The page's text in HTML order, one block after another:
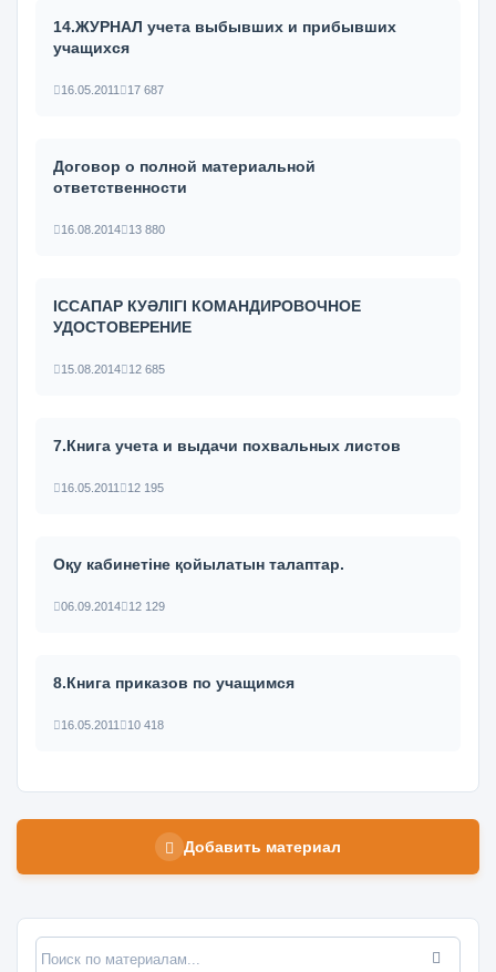
14.ЖУРНАЛ учета выбывших и прибывших
учащихся
16.05.2011 17 687
Договор о полной материальной
ответственности
16.08.2014 13 880
ІССАПАР КУӘЛІГІ КОМАНДИРОВОЧНОЕ
УДОСТОВЕРЕНИЕ
15.08.2014 12 685
7.Книга учета и выдачи похвальных листов
16.05.2011 12 195
Оқу кабинетіне қойылатын талаптар.
06.09.2014 12 129
8.Книга приказов по учащимся
16.05.2011 10 418
Добавить материал